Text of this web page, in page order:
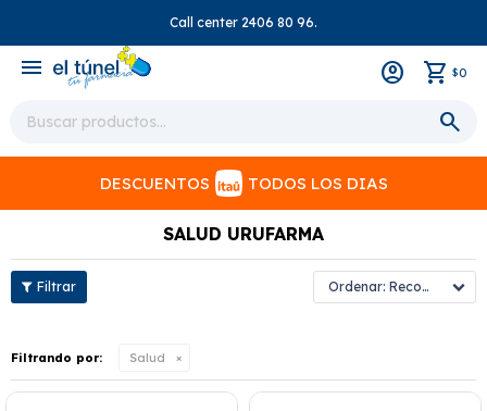
Call center 2406 80 96.
menu $0
DESCUENTOS TODOS LOS DIAS
SALUD URUFARMA
Recomendados
Filtrando por: Salud
close